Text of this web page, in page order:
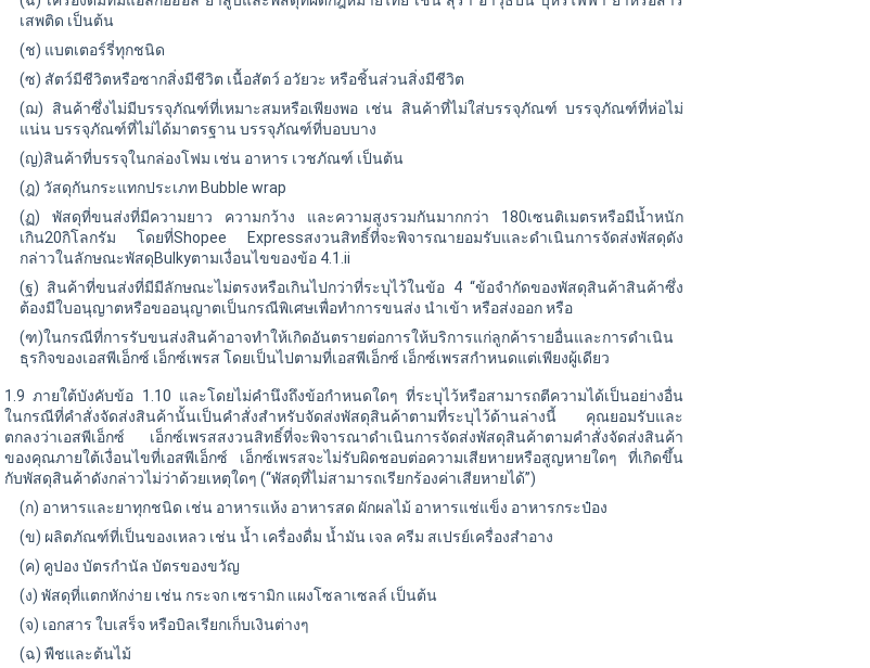
เสพติด เป็นต้น
(ช) แบตเตอร์รี่ทุกชนิด
(ซ) สัตว์มีชีวิตหรือซากสิ่งมีชีวิต เนื้อสัตว์ อวัยวะ หรือชิ้นส่วนสิ่งมีชีวิต
(ฌ) สินค้าซึ่งไม่มีบรรจุภัณฑ์ที่เหมาะสมหรือเพียงพอ เช่น สินค้าที่ไม่ใส่บรรจุภัณฑ์ บรรจุภัณฑ์ที่ห่อไม่
แน่น บรรจุภัณฑ์ที่ไม่ได้มาตรฐาน บรรจุภัณฑ์ที่บอบบาง
(ญ)สินค้าที่บรรจุในกล่องโฟม เช่น อาหาร เวชภัณฑ์ เป็นต้น
(ฎ) วัสดุกันกระแทกประเภท Bubble wrap
(ฏ) พัสดุที่ขนส่งที่มีความยาว ความกว้าง และความสูงรวมกันมากกว่า 180เซนติเมตรหรือมีน้ำหนัก
เกิน20กิโลกรัม โดยที่Shopee Expressสงวนสิทธิ์ที่จะพิจารณายอมรับและดำเนินการจัดส่งพัสดุดัง
กล่าวในลักษณะพัสดุBulkyตามเงื่อนไขของข้อ 4.1.ii
(ฐ) สินค้าที่ขนส่งที่มีมีลักษณะไม่ตรงหรือเกินไปกว่าที่ระบุไว้ในข้อ 4 “ข้อจำกัดของพัสดุสินค้าสินค้าซึ่ง
ต้องมีใบอนุญาตหรือขออนุญาตเป็นกรณีพิเศษเพื่อทำการขนส่ง นำเข้า หรือส่งออก หรือ
(ฑ)ในกรณีที่การรับขนส่งสินค้าอาจทำให้เกิดอันตรายต่อการให้บริการแก่ลูกค้ารายอื่นและการดำเนิน
ธุรกิจของเอสพีเอ็กซ์ เอ็กซ์เพรส โดยเป็นไปตามที่เอสพีเอ็กซ์ เอ็กซ์เพรสกำหนดแต่เพียงผู้เดียว
1.9 ภายใต้บังคับข้อ 1.10 และโดยไม่คำนึงถึงข้อกำหนดใดๆ ที่ระบุไว้หรือสามารถตีความได้เป็นอย่างอื่น
ในกรณีที่คำสั่งจัดส่งสินค้านั้นเป็นคำสั่งสำหรับจัดส่งพัสดุสินค้าตามที่ระบุไว้ด้านล่างนี้ คุณยอมรับและ
ตกลงว่าเอสพีเอ็กซ์ เอ็กซ์เพรสสงวนสิทธิ์ที่จะพิจารณาดำเนินการจัดส่งพัสดุสินค้าตามคำสั่งจัดส่งสินค้า
ของคุณภายใต้เงื่อนไขที่เอสพีเอ็กซ์ เอ็กซ์เพรสจะไม่รับผิดชอบต่อความเสียหายหรือสูญหายใดๆ ที่เกิดขึ้น
กับพัสดุสินค้าดังกล่าวไม่ว่าด้วยเหตุใดๆ (“พัสดุที่ไม่สามารถเรียกร้องค่าเสียหายได้”)
(ก) อาหารและยาทุกชนิด เช่น อาหารแห้ง อาหารสด ผักผลไม้ อาหารแช่แข็ง อาหารกระป๋อง
(ข) ผลิตภัณฑ์ที่เป็นของเหลว เช่น น้ำ เครื่องดื่ม น้ำมัน เจล ครีม สเปรย์เครื่องสำอาง
(ค) คูปอง บัตรกำนัล บัตรของขวัญ
(ง) พัสดุที่แตกหักง่าย เช่น กระจก เซรามิก แผงโซลาเซลล์ เป็นต้น
(จ) เอกสาร ใบเสร็จ หรือบิลเรียกเก็บเงินต่างๆ
(ฉ) พืชและต้นไม้